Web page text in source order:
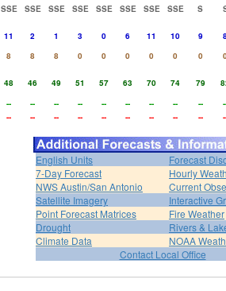
SSE SSE SSE SSE SSE SSE SSE SSE S
11 2 1 3 0 6 11 10 9
8 8 8 0 0 0 0 0 0
48 46 49 51 57 63 70 74 79
-- -- -- -- -- -- -- -- --
-- -- -- -- -- -- -- -- --
English Units
Forecast
7-Day Forecast
Hourly
NWS Austin/San Antonio
Current
Satellite Imagery
Interactive
Point Forecast Matrices
Fire Weather
Drought
Rivers &
Climate Data
NOAA
Contact Local Office